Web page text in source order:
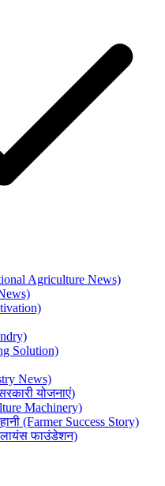
Agriculture News)
Solution)
News)
योजनाएं)
Machinery)
(Farmer Success Story)
फाउंडेशन)